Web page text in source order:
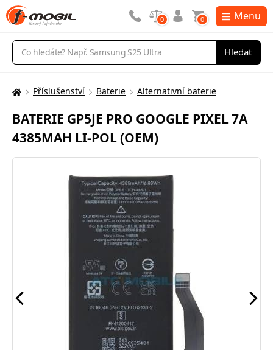
Vyhledávání
Hledat
0 0 Menu
Zde
nacházíte:
Příslušenství Baterie Alternativní baterie
BATERIE GP5JE PRO GOOGLE PIXEL 7A
4385MAH LI-POL (OEM)